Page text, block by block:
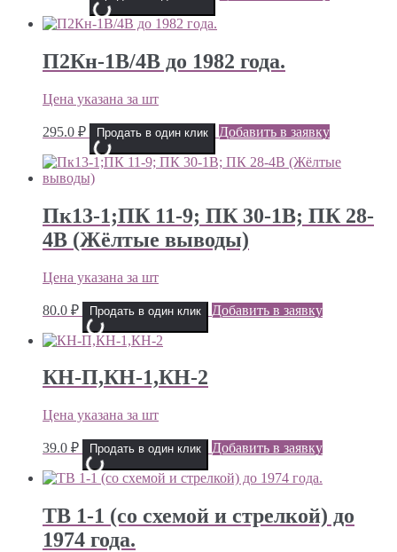
П2Кн-1В/4В до 1982 года.
Цена указана за шт
295.0 ₽ Продать в один клик Добавить в заявку
Пк13-1;ПК 11-9; ПК 30-1В; ПК 28-
4В (Жёлтые выводы)
Цена указана за шт
80.0 ₽ Продать в один клик Добавить в заявку
КН-П,КН-1,КН-2
Цена указана за шт
39.0 ₽ Продать в один клик Добавить в заявку
ТВ 1-1 (со схемой и стрелкой) до
1974 года.